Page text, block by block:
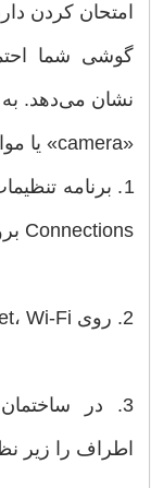
امتحان کردن
گوشی شما
«camera» یا موارد مشابه بگردید.
Connections بروید (در برخی گوشی‌ها).
2. روی Internet، Wi-Fi یا گزینه مشابه ضربه بزنید.
3. در
اطراف را زیر